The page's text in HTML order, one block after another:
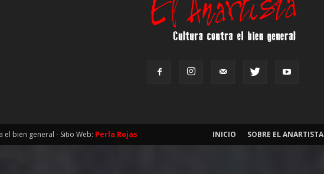
INICIO SOBRE EL ANARTISTA
el bien general - Sitio Web: Perla Rojas